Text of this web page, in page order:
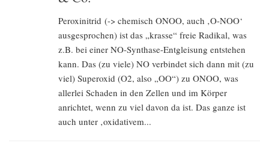
Peroxinitrid (-> chemisch ONOO, auch ‚O-NOO‘
ausgesprochen) ist das „krasse“ freie Radikal, was
z.B. bei einer NO-Synthase-Entgleisung entstehen
kann. Das (zu viele) NO verbindet sich dann mit (zu
viel) Superoxid (O2, also „OO“) zu ONOO, was
allerlei Schaden in den Zellen und im Körper
anrichtet, wenn zu viel davon da ist. Das ganze ist
auch unter ‚oxidativem...